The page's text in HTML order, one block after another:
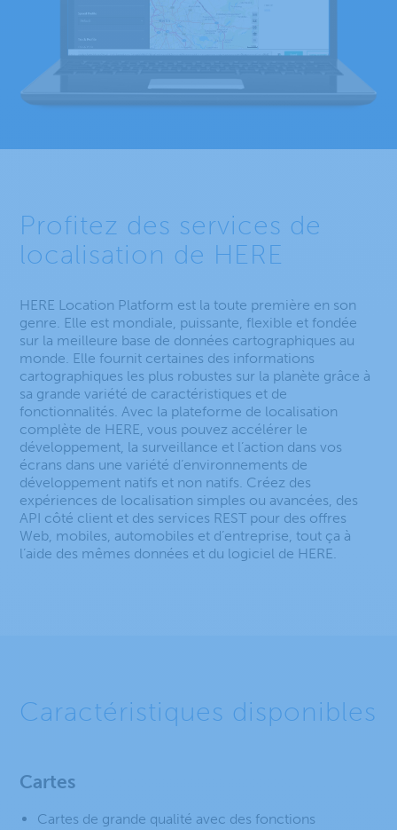
Profitez des services de
localisation de HERE
HERE Location Platform est la toute première en son
genre. Elle est mondiale, puissante, flexible et fondée
sur la meilleure base de données cartographiques au
monde. Elle fournit certaines des informations
cartographiques les plus robustes sur la planète grâce à
sa grande variété de caractéristiques et de
fonctionnalités. Avec la plateforme de localisation
complète de HERE, vous pouvez accélérer le
développement, la surveillance et l’action dans vos
écrans dans une variété d’environnements de
développement natifs et non natifs. Créez des
expériences de localisation simples ou avancées, des
API côté client et des services REST pour des offres
Web, mobiles, automobiles et d’entreprise, tout ça à
l’aide des mêmes données et du logiciel de HERE.
Caractéristiques disponibles
Cartes
Cartes de grande qualité avec des fonctions